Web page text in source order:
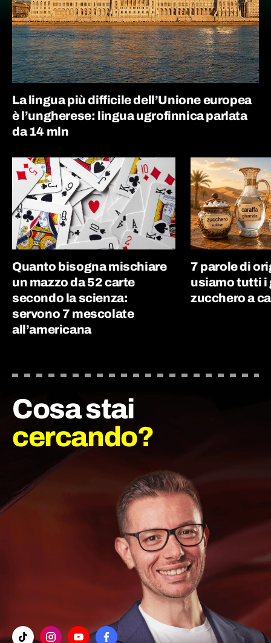
La lingua più difficile dell’Unione europea
è l’ungherese: lingua ugrofinnica parlata
da 14 mln
Quanto bisogna mischiare
un mazzo da 52 carte
secondo la scienza:
servono 7 mescolate
all’americana
7 parole di
usiamo tutti i
zucchero a
Cosa stai
cercando?